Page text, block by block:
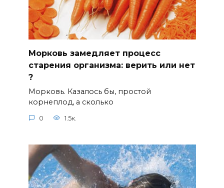
Морковь замедляет процесс
старения организма: верить или нет
?⠀
Морковь. Казалось бы, простой
корнеплод, а сколько
0 1.5к.